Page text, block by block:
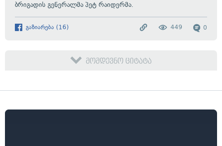
ბრიგადის გენერალმა პეტ რაიდერმა.
გაზიარება (16) 0
449
მომდევნო ციტატა